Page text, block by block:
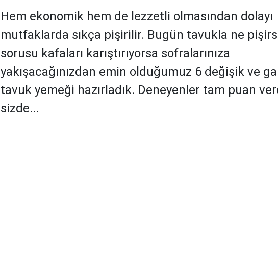
Hem ekonomik hem de lezzetli olmasından dolayı
mutfaklarda sıkça pişirilir. Bugün tavukla ne
sorusu kafaları karıştırıyorsa sofralarınıza
yakışacağınızdan emin olduğumuz 6 değişik ve
tavuk yemeği hazırladık. Deneyenler tam puan
sizde...